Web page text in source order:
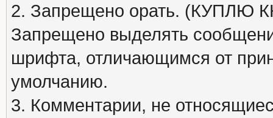
2. Запрещено орать. (КУПЛЮ
Запрещено выделять
шрифта, отличающимся от
умолчанию.
3. Комментарии, не